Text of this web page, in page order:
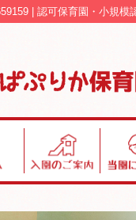
| 認可保育園・小規
の
ご
内
に
つ
て